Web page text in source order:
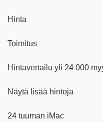
Hinta
Toimitus
Hintavertailu yli 24 000
Näytä lisää hintoja
24 tuuman iMac